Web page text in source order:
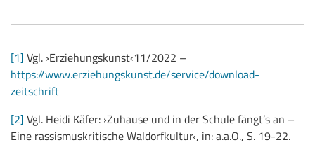
[1] Vgl. ›Erziehungskunst‹11/2022 –
https://www.erziehungskunst.de/service/download-
zeitschrift
[2] Vgl. Heidi Käfer: ›Zuhause und in der Schule fängt’s an –
Eine rassismuskritische Waldorfkultur‹, in: a.a.O., S. 19-22.